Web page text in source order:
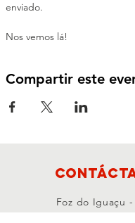
enviado.
Nos vemos lá!
Compartir este
Foz do Iguaçu -